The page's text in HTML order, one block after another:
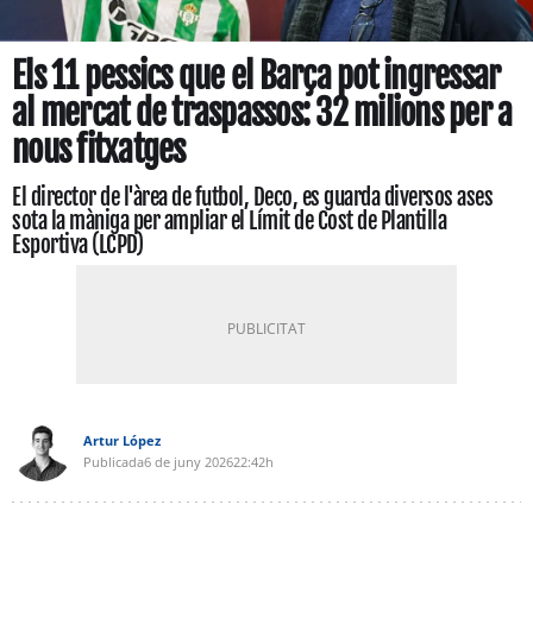
Els 11 pessics que el Barça pot ingressar
al mercat de traspassos: 32 milions per a
nous fitxatges
El director de l'àrea de futbol, Deco, es guarda diversos ases
sota la màniga per ampliar el Límit de Cost de Plantilla
Esportiva (LCPD)
Artur López
Publicada6 de juny 202622:42h